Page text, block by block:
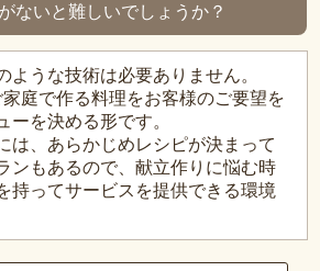
ないと難しいでしょうか？
ような技術は必要ありません。
庭で作る料理をお客様のご要望を
ーを決める形です。
は、あらかじめレシピが決まって
ンもあるので、献立作りに悩む時
持ってサービスを提供できる環境